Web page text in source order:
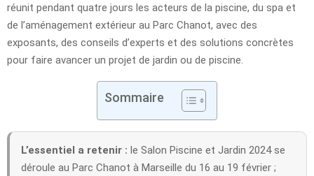
réunit pendant quatre jours les acteurs de la piscine, du spa et
de l’aménagement extérieur au Parc Chanot, avec des
exposants, des conseils d’experts et des solutions concrètes
pour faire avancer un projet de jardin ou de piscine.
Sommaire
L’essentiel a retenir : le Salon Piscine et Jardin 2024 se
déroule au Parc Chanot à Marseille du 16 au 19 février ;